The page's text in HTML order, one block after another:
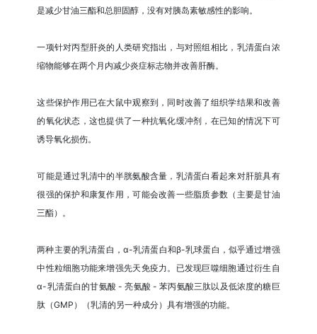
是减少甘油三酯和总胆固醇，没有对胰岛素敏感性的影响。
一项针对丙型肝炎的人类研究指出，与对照组相比，乳清蛋白浓
缩物能够在两个月内减少炎症标志物并改善肝酶。
这些保护作用已在大鼠中观察到，同时改善了组织学结果和改善
的氧化状态，这也提供了一种抗氧化缓冲剂，在已知的情况下可
诱导氧化损伤。
可能是通过乳清中的半胱氨酸含量，乳清蛋白看起来对肝脏具有
很强的保护和康复作用，可能会改善一些脂质参数（主要是甘油
三酯）。
两种主要的乳清蛋白，α-乳清蛋白和β-乳球蛋白，似乎通过增强
中性粒细胞功能来增强先天免疫力。已发现巨噬细胞通过衍生自
α-乳清蛋白的甘氨酸 - 亮氨酸 - 苯丙氨酸三肽以及低浓度的糖巨
肽（GMP）（乳清的另一种成分）具有增强的功能。